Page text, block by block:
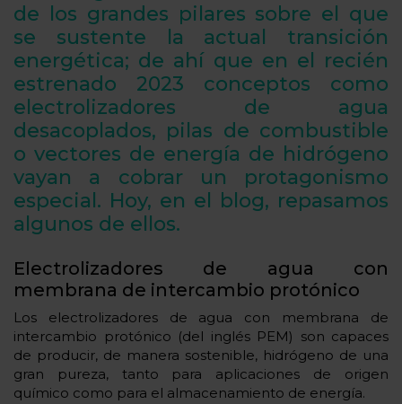
de los grandes pilares sobre el que
se sustente la actual transición
energética; de ahí que en el recién
estrenado 2023 conceptos como
electrolizadores de agua
desacoplados, pilas de combustible
o vectores de energía de hidrógeno
vayan a cobrar un protagonismo
especial. Hoy, en el blog, repasamos
algunos de ellos.
Electrolizadores de agua con
membrana de intercambio protónico
Los electrolizadores de agua con membrana de
intercambio protónico (del inglés PEM) son capaces
de producir, de manera sostenible, hidrógeno de una
gran pureza, tanto para aplicaciones de origen
químico como para el almacenamiento de energía.